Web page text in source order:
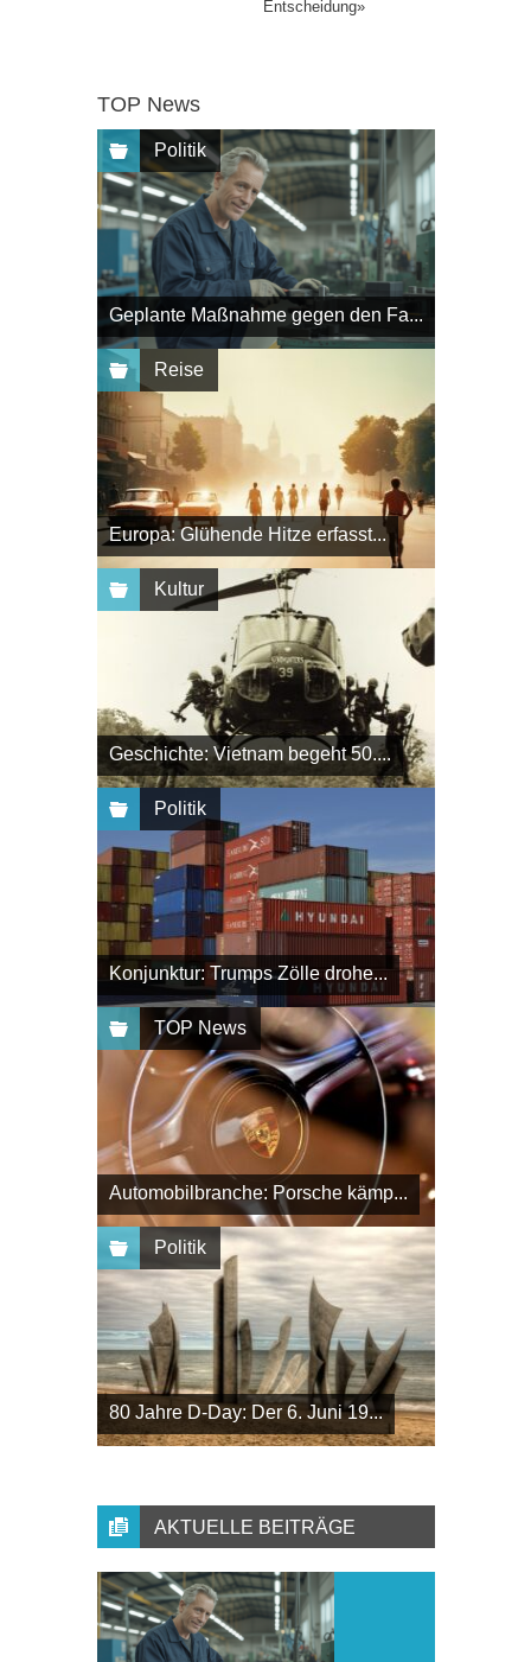
Entscheidung»
TOP News
Politik
Geplante Maßnahme gegen den Fa...
Reise
Europa: Glühende Hitze erfasst...
Kultur
Geschichte: Vietnam begeht 50....
Politik
Konjunktur: Trumps Zölle drohe...
TOP News
Automobilbranche: Porsche kämp...
Politik
80 Jahre D-Day: Der 6. Juni 19...
AKTUELLE BEITRÄGE